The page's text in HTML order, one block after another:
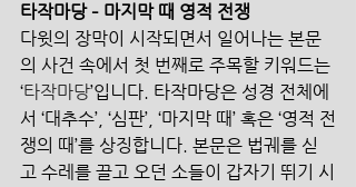
타작마당 – 마지막 때 영적 전쟁
다윗의 장막이 시작되면서 일어나는 본문
의 사건 속에서 첫 번째로 주목할 키워드는
‘타작마당’입니다. 타작마당은 성경 전체에
서 ‘대추수’, ‘심판’, ‘마지막 때’ 혹은 ‘영적 전
쟁의 때’를 상징합니다. 본문은 법궤를 싣
고 수레를 끌고 오던 소들이 갑자기 뛰기 시